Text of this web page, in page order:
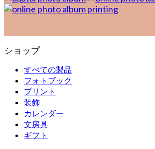
ショップ
すべての製品
フォトブック
プリント
装飾
カレンダー
文房具
ギフト